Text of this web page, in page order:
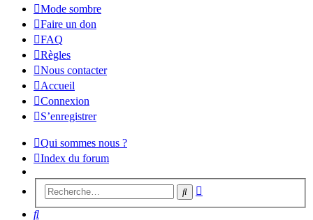
Mode sombre
Faire un don
FAQ
Règles
Nous contacter
Accueil
Connexion
S’enregistrer
Qui sommes nous ?
Index du forum
Rechercher
Rechercher